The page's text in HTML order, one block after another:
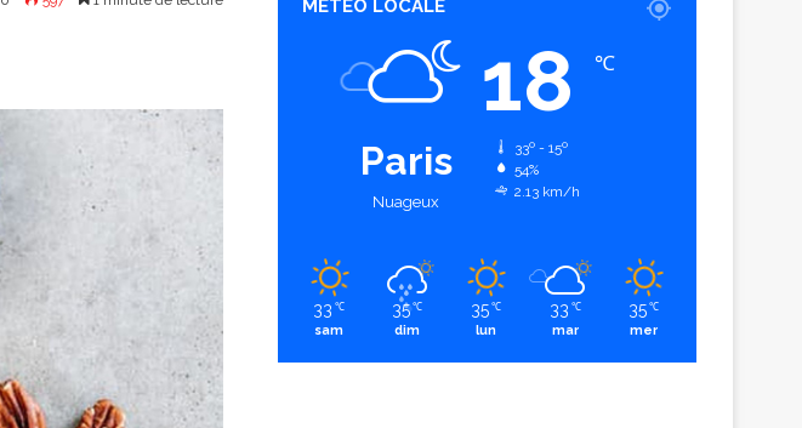
MÉTÉO LOCALE
Paris
Nuageux
18 ℃
33º - 15º
54%
2.13 km/h
33 ℃
sam
35 ℃
dim
35 ℃
lun
33 ℃
mar
35 ℃
mer